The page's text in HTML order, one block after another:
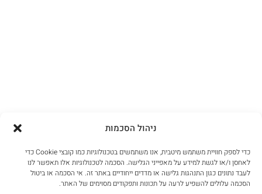
ניהול הסכמות
כדי לספק חוויית משתמש מיטבית, אנו משתמשים בטכנולוגיות כמו קובצי Cookie כדי
לאחסן ו/או לגשת למידע על מאפייני הגלישה. הסכמה לטכנולוגיות אלו תאפשר לנו
לעבד נתונים כגון התנהגות גלישה או מדדים ייחודיים באתר זה. אי הסכמה או ביטול
הסכמה עלולים להשפיע לרעה על תכונות ותפקודים מסוימים של האתר.